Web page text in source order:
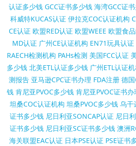
认证多少钱 GCC证书多少钱 海湾GCC证
科威特KUCAS认证 伊拉克COC认证机构
CE认证 欧盟RED认证 欧盟WEEE 欧盟食
MD认证 广州CE认证机构 EN71玩具认证
RAECH检测机构 PAHs检测 美国FCC认证
多少钱 北美ETL认证多少钱 广州ETL认证
测报告 亚马逊CPC证书办理 FDA注册 德
钱 肯尼亚PVOC多少钱 肯尼亚PVOC证书
坦桑COC认证机构 坦桑PVOC多少钱 乌干
证书多少钱 尼日利亚SONCAP认证 尼日
证书多少钱 尼日利亚SC证书多少钱 澳洲
海关联盟EAC认证 日本PSE认证 PSE证书